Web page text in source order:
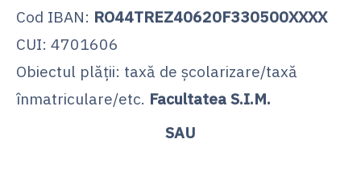
Cod IBAN: RO44TREZ40620F330500XXXX
CUI: 4701606
Obiectul plății: taxă de școlarizare/taxă
înmatriculare/etc. Facultatea S.I.M.
SAU